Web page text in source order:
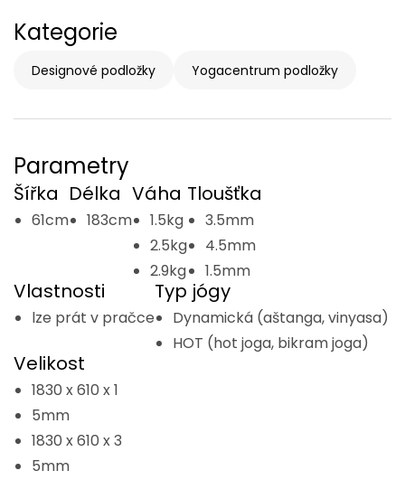
Kategorie
Designové podložky Yogacentrum podložky
Parametry
Šířka
61cm
Délka
183cm
Váha
1.5kg
2.5kg
2.9kg
Tloušťka
3.5mm
4.5mm
1.5mm
Vlastnosti
lze prát v pračce
Typ jógy
Dynamická (aštanga, vinyasa)
HOT (hot joga, bikram joga)
Velikost
1830 x 610 x 1
5mm
1830 x 610 x 3
5mm